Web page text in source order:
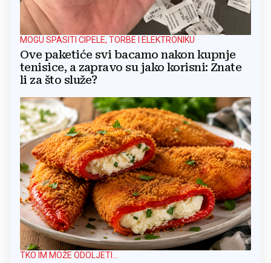
MOGU SPASITI CIPELE, TORBE I ELEKTRONIKU
Ove paketiće svi bacamo nakon kupnje
tenisice, a zapravo su jako korisni: Znate
li za što služe?
TKO IM MOŽE ODOLJETI...